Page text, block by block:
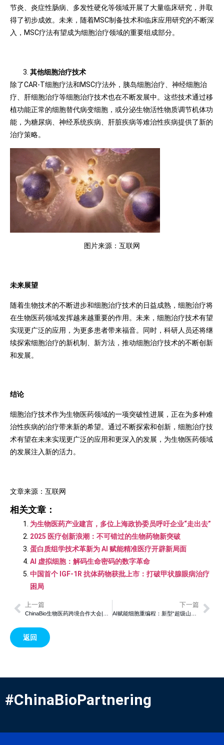
节炎、炎症性肠病、多发性硬化等领域开展了大量临床研究，并取
得了初步成效。未来，随着MSC制备技术和临床应用研究的不断深
入，MSC疗法有望成为细胞治疗领域的重要组成部分。
其他细胞治疗技术
除了CAR-T细胞疗法和MSC疗法外，胰岛细胞治疗、神经细胞治
疗、肝细胞治疗等细胞治疗技术也在不断发展中。这些技术通过移
植功能正常的细胞替代病变细胞，或分泌生物活性物质调节机体功
能，为糖尿病、神经系统疾病、肝脏疾病等难治性疾病提供了新的
治疗策略。
图片来源：互联网
未来展望
随着生物技术的不断进步和细胞治疗技术的日益成熟，细胞治疗将
在生物医药领域发挥越来越重要的作用。未来，细胞治疗技术有望
实现更广泛的应用，为更多患者带来福音。同时，科研人员还将继
续探索细胞治疗的新机制、新方法，推动细胞治疗技术的不断创新
和发展。
结论
细胞治疗技术作为生物医药领域的一项突破性进展，正在为多种难
治性疾病的治疗带来新的希望。通过不断探索和创新，细胞治疗技
术有望在未来实现更广泛的应用和更深入的发展，为生物医药领域
的发展注入新的活力。
文章来源：互联网
相关文章：
为生物医药产业建言，多位上海政协委员呼吁企业“走出去”
2025 医疗创新浪潮：不可错过的生物药物新突破
蛋白质组学技术革新为 AI 赋能精准医疗开辟新局面
AI 虚拟细胞：解码生命密码的数字革命
中国首个 IGF-1R 抗体药物获批上市：打破甲状腺眼病治疗
困局
上一篇 下一篇
返回
#ChinaBioPartnering